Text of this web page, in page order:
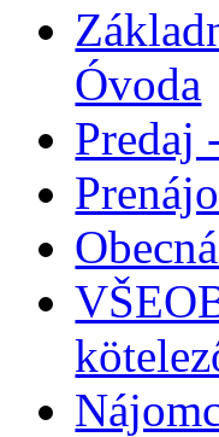
Óvoda
Predaj